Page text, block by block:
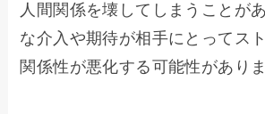
人間関係を壊してしまうことが
な介入や期待が相手にとってス
関係性が悪化する可能性がありま